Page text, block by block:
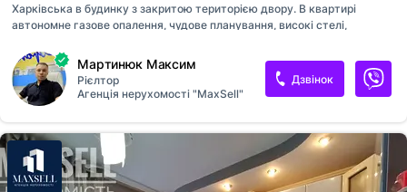
Харківська в будинку з закритою територією двору. В квартирі
автономне газове опалення, чудове планування, високі стелі,
телефоном або під час особистого перегляду. Є всі необхідні меблі та
техніка. В квартирі 4 спальні, великий хол, вітальня та кухня. Ціна
25000+платежі.
Мартинюк Максим
Рієлтор
Агенція нерухомості "MaxSell"
Дзвінок